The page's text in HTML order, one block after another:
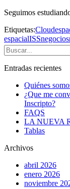
Seguimos
Etiquetas:Cloud
espacialISSnegocios
Buscar...
Entradas recientes
Quiénes
¿Que me
Inscripto?
FAQS
LA NUEVA
Tablas
Archivos
abril 2026
enero 2026
noviembre